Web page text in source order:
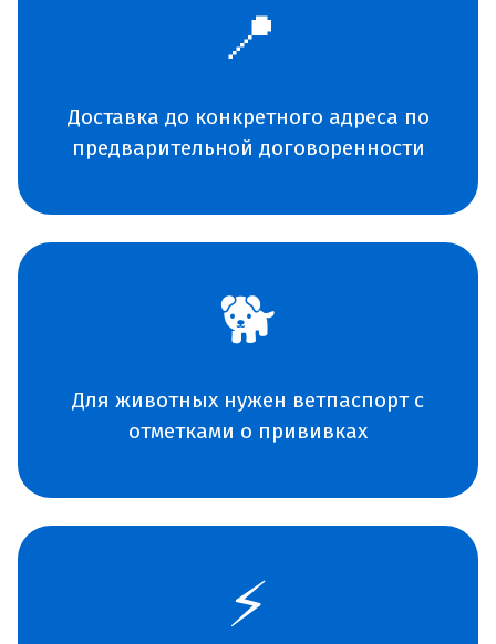
📍
Доставка до конкретного адреса по
предварительной договоренности
🐕
Для животных нужен ветпаспорт с
отметками о прививках
⚡